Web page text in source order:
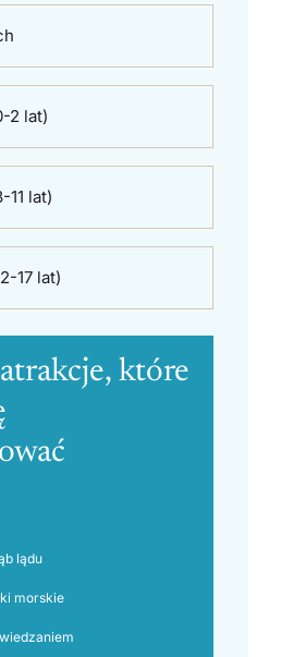
2 lat)
11 lat)
17 lat)
które
lądu
morskie